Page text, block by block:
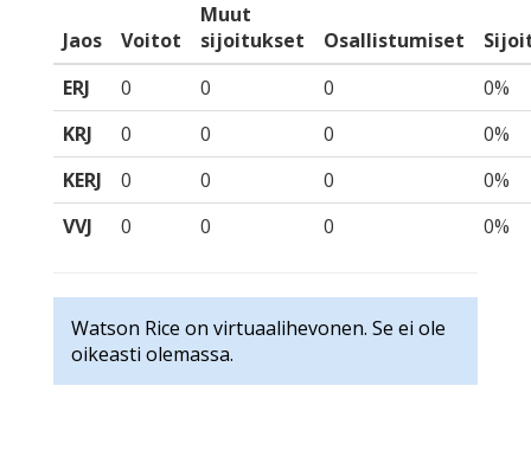
Jaos Voitot
Muut
sijoitukset
Osallistumiset
ERJ
0 0 0
0%
KRJ
0 0 0
0%
KERJ
0 0 0
0%
VVJ
0 0 0 0%
Watson Rice on virtuaalihevonen. Se ei ole
oikeasti olemassa.